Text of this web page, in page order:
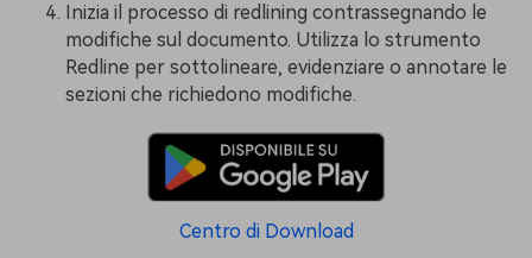
Inizia il processo di redlining contrassegnando le
modifiche sul documento. Utilizza lo strumento
Redline per sottolineare, evidenziare o annotare le
sezioni che richiedono modifiche.
Centro di Download